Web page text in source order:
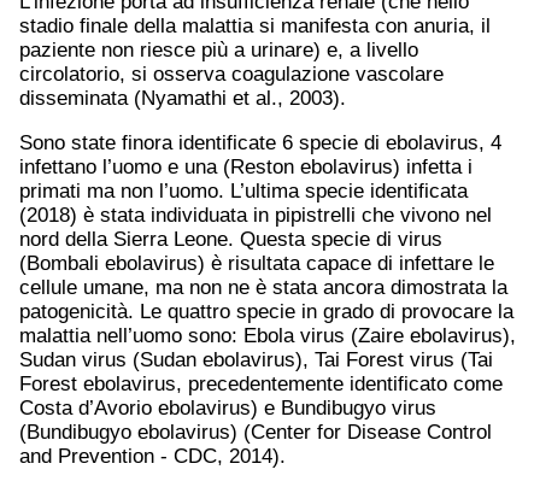
stadio finale della malattia si manifesta con anuria, il
paziente non riesce più a urinare) e, a livello
circolatorio, si osserva coagulazione vascolare
disseminata (Nyamathi et al., 2003).
Sono state finora identificate 6 specie di ebolavirus, 4
infettano l’uomo e una (Reston ebolavirus) infetta i
primati ma non l’uomo. L’ultima specie identificata
(2018) è stata individuata in pipistrelli che vivono nel
nord della Sierra Leone. Questa specie di virus
(Bombali ebolavirus) è risultata capace di infettare le
cellule umane, ma non ne è stata ancora dimostrata la
patogenicità. Le quattro specie in grado di provocare la
malattia nell’uomo sono: Ebola virus (Zaire ebolavirus),
Sudan virus (Sudan ebolavirus), Tai Forest virus (Tai
Forest ebolavirus, precedentemente identificato come
Costa d’Avorio ebolavirus) e Bundibugyo virus
(Bundibugyo ebolavirus) (Center for Disease Control
and Prevention - CDC, 2014).